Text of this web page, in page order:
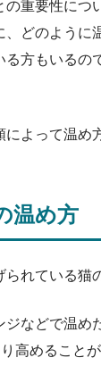
重要性につ
どのように
方もいるの
よって温め
温め方
れている猫
などで温め
高めることが